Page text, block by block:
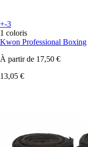
+-3
1 coloris
Kwon Professional Boxing
À partir de 17,50 €
13,05 €